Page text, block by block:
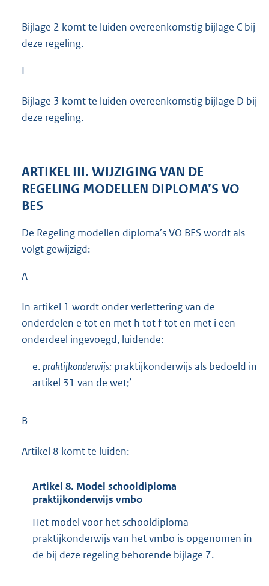
Bijlage 2 komt te luiden overeenkomstig bijlage C bij
deze regeling.
F
Bijlage 3 komt te luiden overeenkomstig bijlage D bij
deze regeling.
ARTIKEL III. WIJZIGING VAN DE
REGELING MODELLEN DIPLOMA’S VO
BES
De Regeling modellen diploma’s VO BES wordt als
volgt gewijzigd:
A
In artikel 1 wordt onder verlettering van de
onderdelen e tot en met h tot f tot en met i een
onderdeel ingevoegd, luidende:
e. praktijkonderwijs: praktijkonderwijs als bedoeld in
artikel 31 van de wet;’
B
Artikel 8 komt te luiden:
Artikel 8. Model schooldiploma
praktijkonderwijs vmbo
Het model voor het schooldiploma
praktijkonderwijs van het vmbo is opgenomen in
de bij deze regeling behorende bijlage 7.